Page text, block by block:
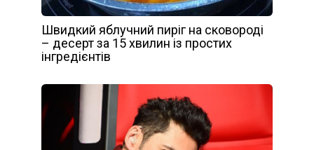
Швидкий яблучний пиріг на сковороді
– десерт за 15 хвилин із простих
інгредієнтів